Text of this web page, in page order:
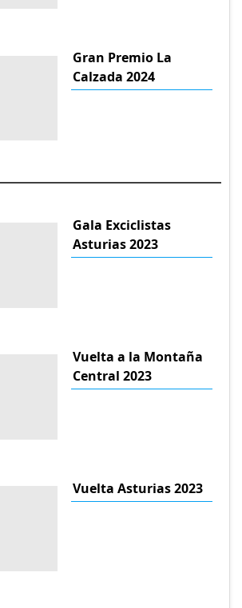
Gran Premio La
Calzada 2024
Gala Exciclistas
Asturias 2023
Vuelta a la Montaña
Central 2023
Vuelta Asturias 2023